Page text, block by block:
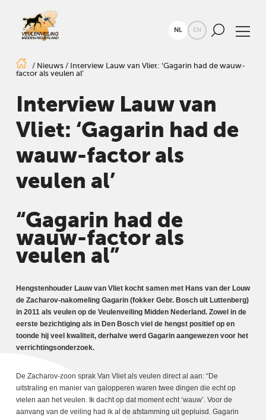
NL EN
/ Nieuws/ Interview Lauw van Vliet: ‘Gagarin had de wauw-
factor als veulen al’
Interview Lauw van
Vliet: ‘Gagarin had de
wauw-factor als
veulen al’
“Gagarin had de
wauw-factor als
veulen al”
Hengstenhouder Lauw van Vliet kocht samen met Hans van der Louw
de Zacharov-nakomeling Gagarin (fokker Gebr. Bosch uit Luttenberg)
in 2011 als veulen op de Veulenveiling Midden Nederland. Zowel in de
eerste bezichtiging als in Den Bosch viel de hengst positief op en
toonde hij veel kwaliteit, derhalve werd Gagarin aangewezen voor het
verrichtingsonderzoek.
De Zacharov-zoon sprak Van Vliet als veulen direct al aan: “De
uitstraling en manier van galopperen waren twee dingen die echt op
vielen aan het veulen. Ik dacht op dat moment echt ‘wauw’. Voor de
aanvang van de veiling had ik al de afstamming uit gepluisd. Gagarin